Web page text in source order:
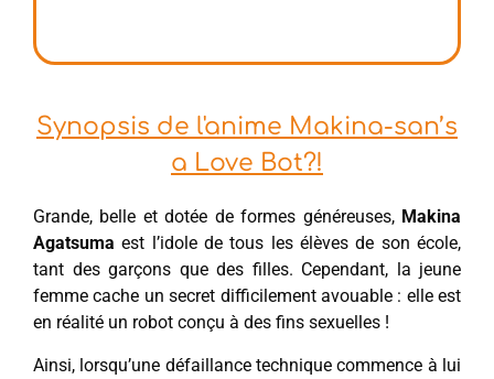
Synopsis de l'anime Makina-san’s
a Love Bot?!
Grande, belle et dotée de formes généreuses, Makina
Agatsuma est l’idole de tous les élèves de son école,
tant des garçons que des filles. Cependant, la jeune
femme cache un secret difficilement avouable : elle est
en réalité un robot conçu à des fins sexuelles !
Ainsi, lorsqu’une défaillance technique commence à lui